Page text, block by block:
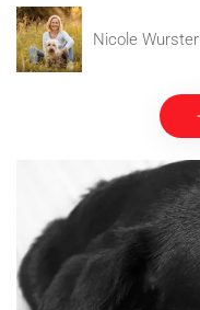
Nicole Wurster